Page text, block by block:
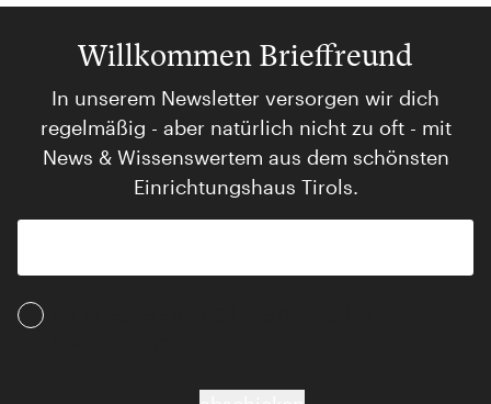
Willkommen Brieffreund
In unserem Newsletter versorgen wir dich
regelmäßig - aber natürlich nicht zu oft - mit
News & Wissenswertem aus dem schönsten
Einrichtungshaus Tirols.